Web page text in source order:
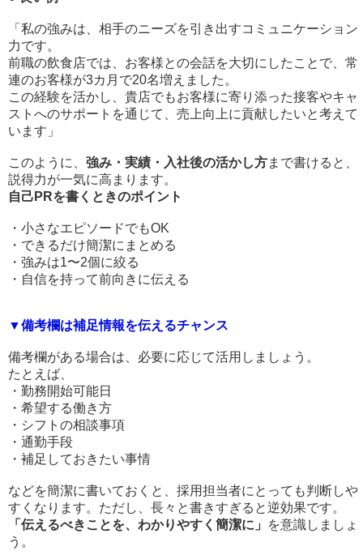
「私の強みは、相手のニーズを引き出すコミュニケーション
力です。
前職の飲食店では、お客様との会話を大切にしたことで、常
連のお客様が3カ月で20名増えました。
この経験を活かし、貴店でもお客様に寄り添った接客やキャ
ストへのサポートを通じて、売上向上に貢献したいと考えて
います」
このように、 強み・実績・入社後の活かし方まで書けると、
説得力が一気に高まります。
自己PRを書くときのポイント
・小さなエピソードでもOK
・できるだけ簡潔にまとめる
・強みは1〜2個に絞る
・自信を持って前向きに伝える
▼備考欄は補足情報を伝えるチャンス
備考欄がある場合は、必要に応じて活用しましょう。
たとえば、
・勤務開始可能日
・希望する働き方
・シフトの相談事項
・通勤手段
・補足しておきたい事情
などを簡潔に書いておくと、採用担当者にとっても判断しや
すくなります。ただし、長々と書きすぎると逆効果です。
「伝えるべきことを、わかりやすく簡潔に」
を意識しましょ
う。